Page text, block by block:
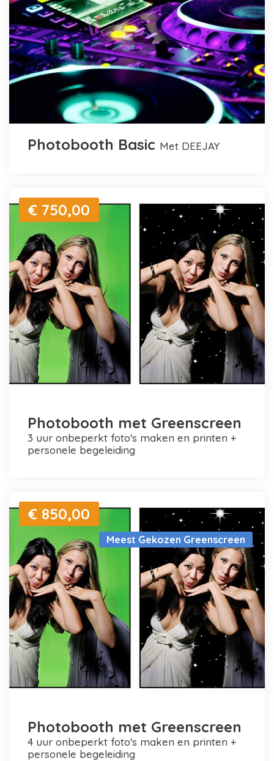
Photobooth Basic met DEEJAY
€ 750,00
Photobooth met Greenscreen
3 uur onbeperkt foto's maken en printen +
personele begeleiding
Meest Gekozen Greenscreen
€ 850,00
Photobooth met Greenscreen
4 uur onbeperkt foto's maken en printen +
personele begeleiding